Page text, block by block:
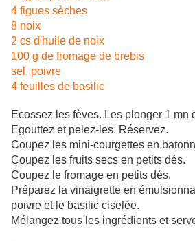
4 figues sèches
8 noix
2 cs d'huile de noix
100 g de fromage de brebis
sel, poivre
4 feuilles de basilic
Ecossez les fèves. Les plonger 1 mn
Egouttez et pelez-les. Réservez.
Coupez les mini-courgettes en
Coupez les fruits secs en petits dés.
Coupez le fromage en petits dés.
Préparez la vinaigrette en
poivre et le basilic ciselée.
Mélangez tous les ingrédients et